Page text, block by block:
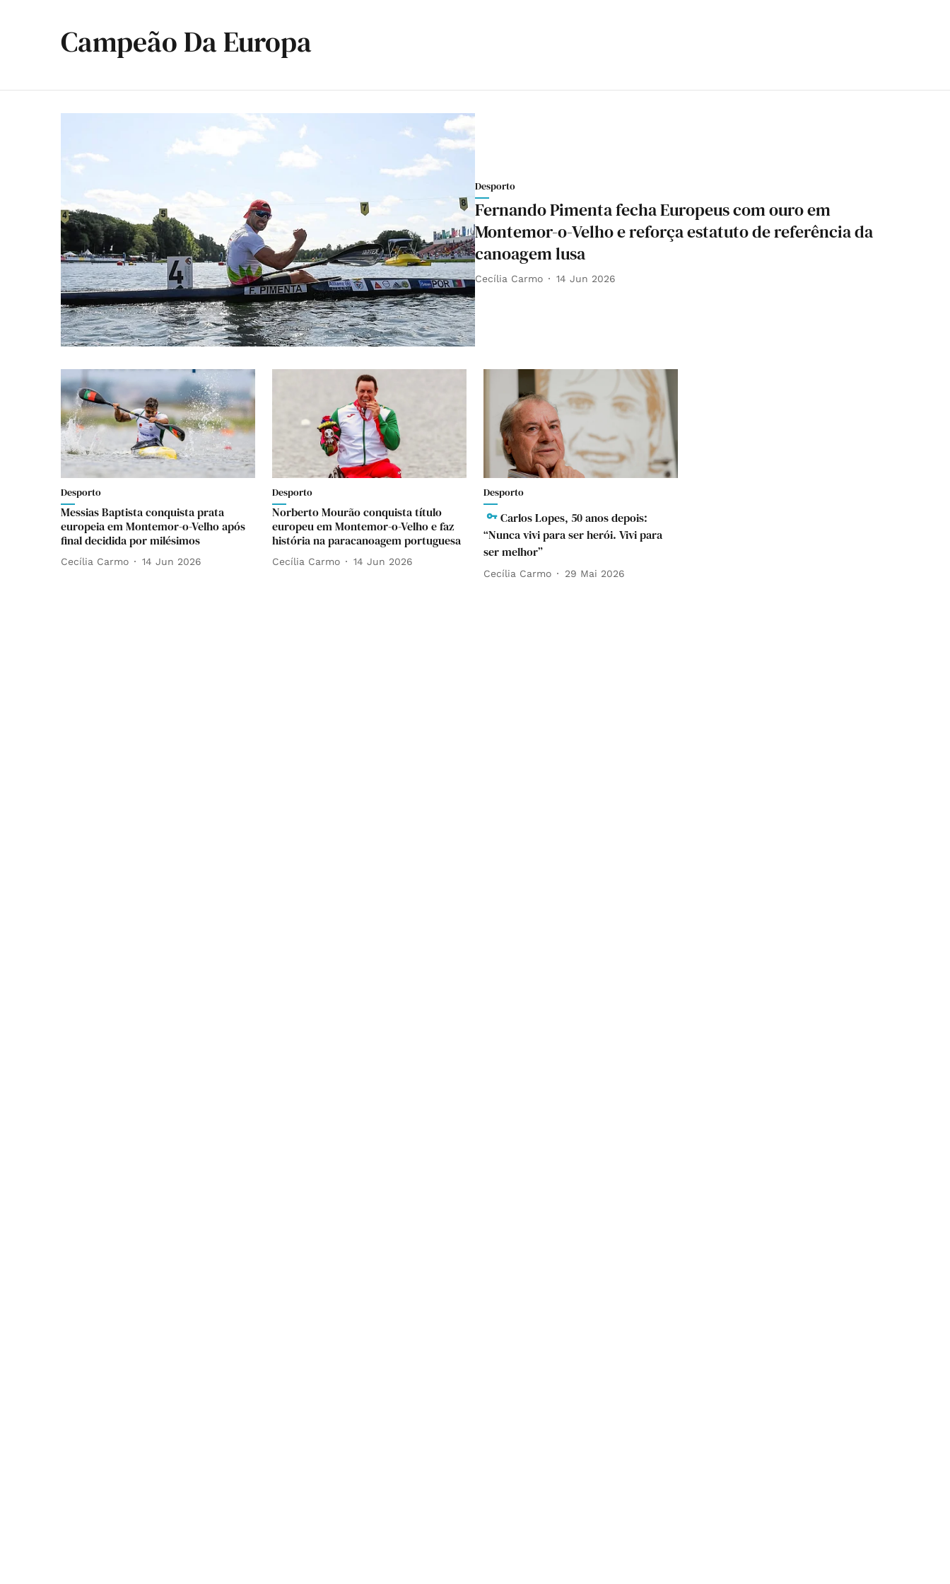
Campeão Da Europa
Desporto
Fernando Pimenta fecha Europeus com ouro em
Montemor-o-Velho e reforça estatuto de referência da
canoagem lusa
Cecília Carmo 14 Jun 2026
Desporto
Messias Baptista conquista prata
europeia em Montemor-o-Velho após
final decidida por milésimos
Cecília Carmo 14 Jun 2026
Desporto
Norberto Mourão conquista título
europeu em Montemor-o-Velho e faz
história na paracanoagem portuguesa
Cecília Carmo 14 Jun 2026
Desporto
Carlos Lopes, 50 anos depois:
“Nunca vivi para ser herói. Vivi para
ser melhor”
Cecília Carmo 29 Mai 2026